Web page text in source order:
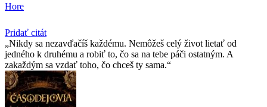
Hore
Pridať citát
Nikdy sa nezavďačíš každému. Nemôžeš celý život lietať od
jedného k druhému a robiť to, čo sa na tebe páči ostatným. A
zakaždým sa vzdať toho, čo chceš ty sama.